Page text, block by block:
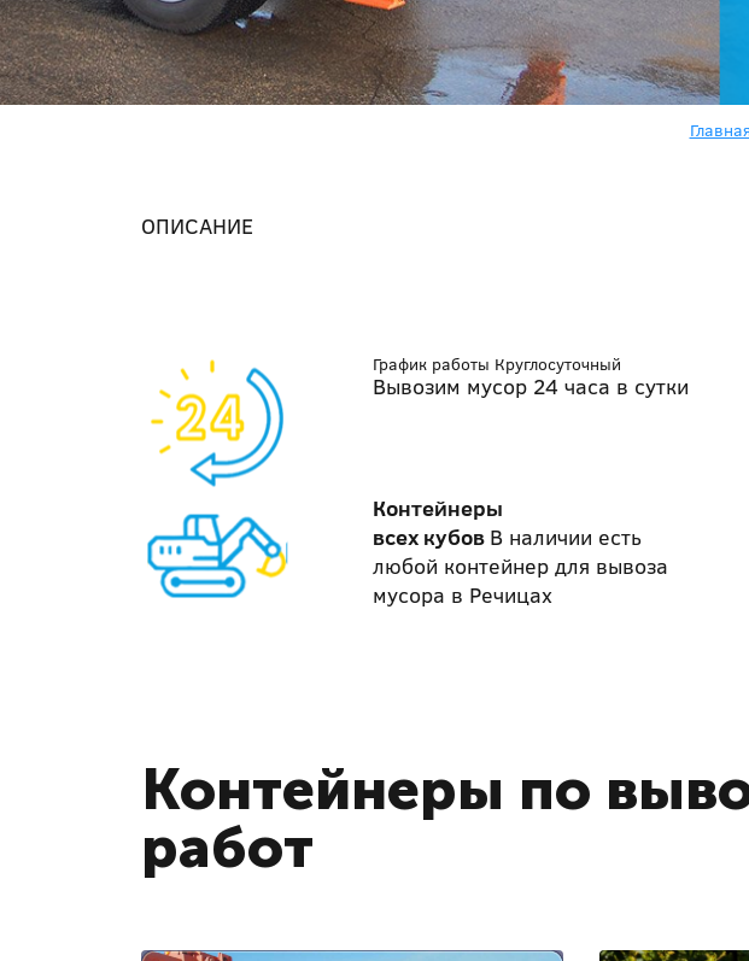
Главная
ОПИСАНИЕ
График работы Круглосуточный
Вывозим мусор 24 часа в сутки
Контейнеры
всех кубов В наличии есть
любой контейнер для вывоза
мусора в Речицах
Контейнеры по
работ